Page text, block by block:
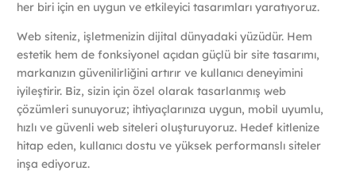
her biri için en uygun ve etkileyici tasarımları yaratıyoruz.
Web siteniz, işletmenizin dijital dünyadaki yüzüdür. Hem
estetik hem de fonksiyonel açıdan güçlü bir site tasarımı,
markanızın güvenilirliğini artırır ve kullanıcı deneyimini
iyileştirir. Biz, sizin için özel olarak tasarlanmış web
çözümleri sunuyoruz; ihtiyaçlarınıza uygun, mobil uyumlu,
hızlı ve güvenli web siteleri oluşturuyoruz. Hedef kitlenize
hitap eden, kullanıcı dostu ve yüksek performanslı siteler
inşa ediyoruz.